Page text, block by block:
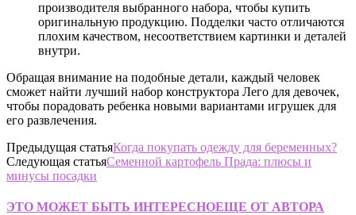
производителя выбранного набора, чтобы купить
оригинальную продукцию. Подделки часто отличаются
плохим качеством, несоответствием картинки и деталей
внутри.
Обращая внимание на подобные детали, каждый человек
сможет найти лучший набор конструктора Лего для девочек,
чтобы порадовать ребенка новыми вариантами игрушек для
его развлечения.
Предыдущая статьяКогда покупать одежду для беременных?
Следующая статьяСеменной картофель Прада: плюсы и
минусы посадки
ЭТО МОЖЕТ БЫТЬ ИНТЕРЕСНОЕЩЕ ОТ АВТОРА